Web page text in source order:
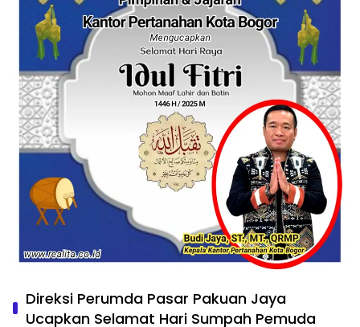
Direksi Perumda Pasar Pakuan Jaya
Ucapkan Selamat Hari Sumpah Pemuda